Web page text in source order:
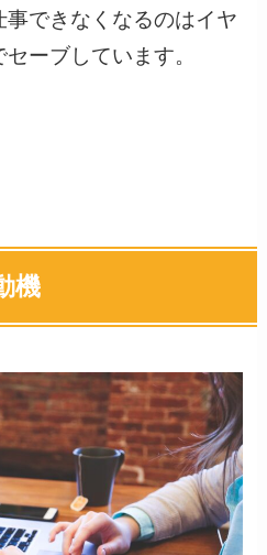
事できなくなるのはイヤ
ーブしています。
機